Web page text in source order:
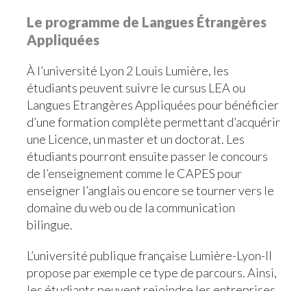
Le programme de Langues Étrangères
Appliquées
À l’université Lyon 2 Louis Lumière, les
étudiants peuvent suivre le cursus LEA ou
Langues Etrangères Appliquées pour bénéficier
d’une formation complète permettant d’acquérir
une Licence, un master et un doctorat. Les
étudiants pourront ensuite passer le concours
de l’enseignement comme le CAPES pour
enseigner l’anglais ou encore se tourner vers le
domaine du web ou de la communication
bilingue.
L’université publique française Lumière-Lyon-II
propose par exemple ce type de parcours. Ainsi,